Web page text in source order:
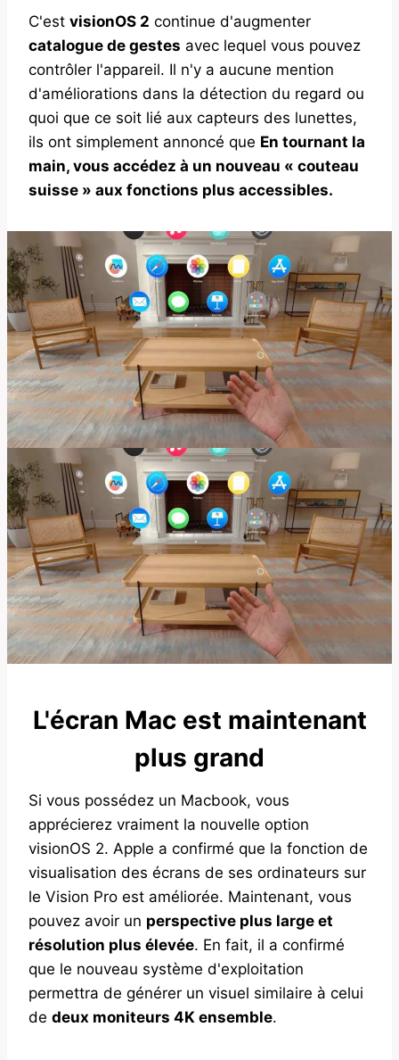
C'est visionOS 2 continue d'augmenter
catalogue de gestes avec lequel vous pouvez
contrôler l'appareil. Il n'y a aucune mention
d'améliorations dans la détection du regard ou
quoi que ce soit lié aux capteurs des lunettes,
ils ont simplement annoncé que En tournant la
main, vous accédez à un nouveau « couteau
suisse » aux fonctions plus accessibles.
L'écran Mac est maintenant
plus grand
Si vous possédez un Macbook, vous
apprécierez vraiment la nouvelle option
visionOS 2. Apple a confirmé que la fonction de
visualisation des écrans de ses ordinateurs sur
le Vision Pro est améliorée. Maintenant, vous
pouvez avoir un perspective plus large et
résolution plus élevée. En fait, il a confirmé
que le nouveau système d'exploitation
permettra de générer un visuel similaire à celui
de deux moniteurs 4K ensemble.